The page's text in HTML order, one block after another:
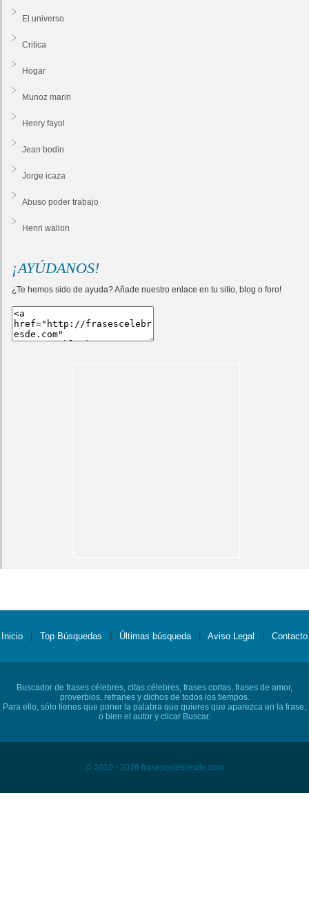
El universo
Critica
Hogar
Munoz marin
Henry fayol
Jean bodin
Jorge icaza
Abuso poder trabajo
Henri wallon
¡AYÚDANOS!
¿Te hemos sido de ayuda? Añade nuestro enlace en tu sitio, blog o foro!
Inicio Top Búsquedas Últimas búsqueda Aviso Legal Contacto
Buscador de frases célebres, citas célebres, frases cortas, frases de amor,
proverbios, refranes y dichos de todos los tiempos.
Para ello, sólo tienes que poner la palabra que quieres que aparezca en la frase,
o bien el autor y clicar Buscar.
© 2010 - 2026 frasescelebresde.com